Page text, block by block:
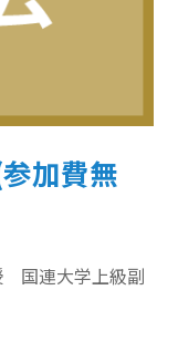
加費無
国連大学上級副